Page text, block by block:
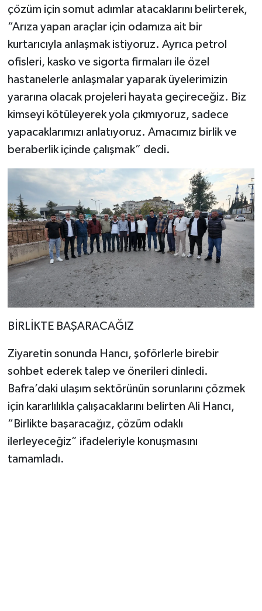
çözüm için somut adımlar atacaklarını belirterek,
“Arıza yapan araçlar için odamıza ait bir
kurtarıcıyla anlaşmak istiyoruz. Ayrıca petrol
ofisleri, kasko ve sigorta firmaları ile özel
hastanelerle anlaşmalar yaparak üyelerimizin
yararına olacak projeleri hayata geçireceğiz. Biz
kimseyi kötüleyerek yola çıkmıyoruz, sadece
yapacaklarımızı anlatıyoruz. Amacımız birlik ve
beraberlik içinde çalışmak” dedi.
BİRLİKTE BAŞARACAĞIZ
Ziyaretin sonunda Hancı, şoförlerle birebir
sohbet ederek talep ve önerileri dinledi.
Bafra’daki ulaşım sektörünün sorunlarını çözmek
için kararlılıkla çalışacaklarını belirten Ali Hancı,
“Birlikte başaracağız, çözüm odaklı
ilerleyeceğiz” ifadeleriyle konuşmasını
tamamladı.